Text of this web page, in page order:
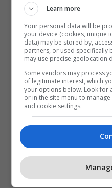
Learn more
Your personal data will be
your device (cookies, unique
data) may be stored by,
partners, or used specifically
may use precise geolocation
Some vendors may process
of legitimate interest, which
your options below. Look for
or in the site menu to
and cookie settings.